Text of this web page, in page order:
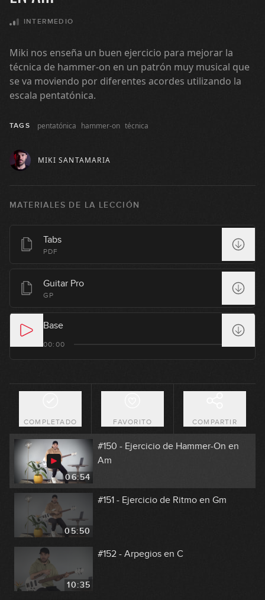
INTERMEDIO
Miki nos enseña un buen ejercicio para mejorar la
técnica de hammer-on en un patrón muy musical que
se va moviendo por diferentes acordes utilizando la
escala pentatónica.
TAGS pentatónica hammer-on técnica
MIKI SANTAMARIA
MATERIALES DE LA LECCIÓN
Tabs
PDF
Guitar Pro
GP
Base
00:00
COMPLETADO FAVORITO COMPARTIR
06:18
#143 - Tumbao en Dm
#144 - Lick en Em
09:35
13:02
13:12
#148 - Ejercicio Hammer-On en Gm
12:20
#149 - Ejercicio de 7x8
06:54
#150 - Ejercicio de Hammer-On en
Am
05:50
#151 - Ejercicio de Ritmo en Gm
10:35
#152 - Arpegios en C